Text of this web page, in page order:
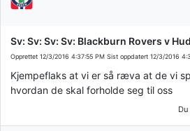
Sv: Sv: Sv: Sv: Blackburn Rovers v
Opprettet 12/3/2016 4:37:55 PM Sist oppdatert 12/3/2016
Kjempeflaks at vi er så ræva at de vi
hvordan de skal forholde seg til oss